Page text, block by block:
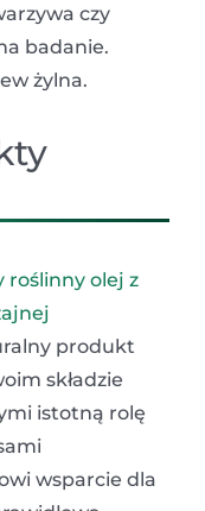
czy
badanie.
żylna.
roślinny olej z
produkt
składzie
istotną rolę
wsparcie dla